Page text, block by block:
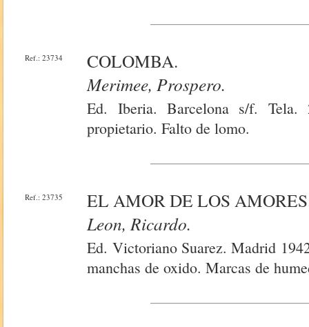
Ref.: 23734
COLOMBA.
Merimee, Prospero.
Ed. Iberia. Barcelona s/f.
propietario. Falto de lomo.
Ref.: 23735
EL AMOR DE LOS
Leon, Ricardo.
Ed. Victoriano Suarez. Madrid
manchas de oxido. Marcas de